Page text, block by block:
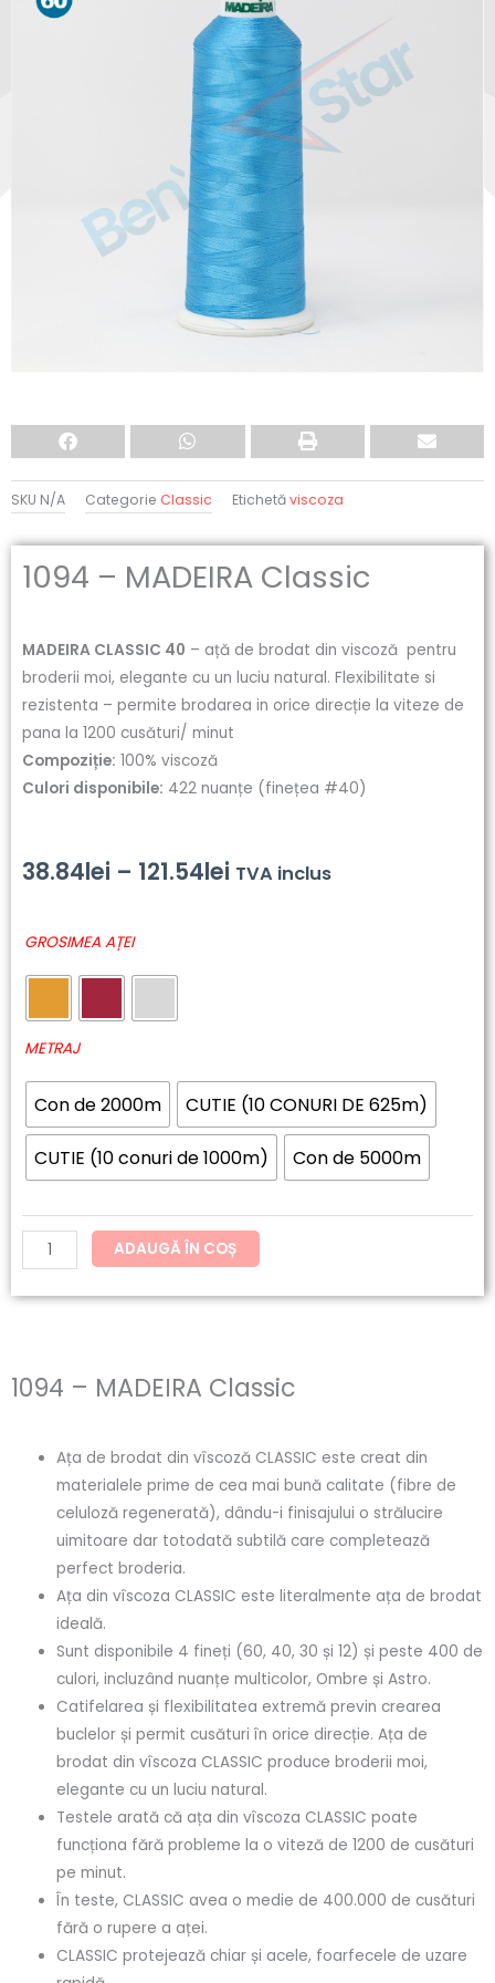
SKU N/A Categorie Classic Etichetăviscoza
1094 – MADEIRA Classic
MADEIRA CLASSIC 40 – ață de brodat din viscoză pentru
broderii moi, elegante cu un luciu natural. Flexibilitate si
rezistenta – permite brodarea in orice direcție la viteze de
pana la 1200 cusături/ minut
Compoziție: 100% viscoză
Culori disponibile: 422 nuanțe (finețea #40)
38.84lei – 121.54lei Interval
la
121.54lei
TVA inclus
GROSIMEA AȚEI
METRAJ
Con de 2000m CUTIE (10 CONURI DE 625m)
CUTIE (10 conuri de 1000m) Con de 5000m
Cantitate
MADEIRA
Classic
ADAUGĂ ÎN COȘ
1094 – MADEIRA Classic
Ața de brodat din vîscoză CLASSIC este creat din
materialele prime de cea mai bună calitate (fibre de
celuloză regenerată), dându-i finisajului o strălucire
uimitoare dar totodată subtilă care completează
perfect broderia.
Ața din vîscoza CLASSIC este literalmente ața de brodat
ideală.
Sunt disponibile 4 fineți (60, 40, 30 și 12) și peste 400 de
culori, incluzând nuanțe multicolor, Ombre și Astro.
Catifelarea și flexibilitatea extremă previn crearea
buclelor și permit cusături în orice direcție. Ața de
brodat din vîscoza CLASSIC produce broderii moi,
elegante cu un luciu natural.
Testele arată că ața din vîscoza CLASSIC poate
funcționa fără probleme la o viteză de 1200 de cusături
pe minut.
În teste, CLASSIC avea o medie de 400.000 de cusături
fără o rupere a aței.
CLASSIC protejează chiar și acele, foarfecele de uzare